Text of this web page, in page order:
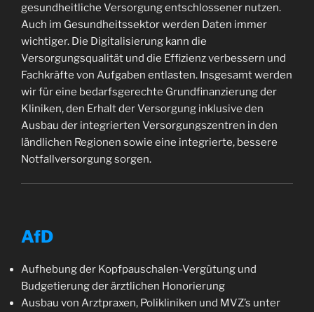
gesundheitliche Versorgung entschlossener nutzen.
Auch im Gesundheitssektor werden Daten immer
wichtiger. Die Digitalisierung kann die
Versorgungsqualität und die Effizienz verbessern und
Fachkräfte von Aufgaben entlasten. Insgesamt werden
wir für eine bedarfsgerechte Grundfinanzierung der
Kliniken, den Erhalt der Versorgung inklusive den
Ausbau der integrierten Versorgungszentren in den
ländlichen Regionen sowie eine integrierte, bessere
Notfallversorgung sorgen.
AfD
Aufhebung der Kopfpauschalen-Vergütung und
Budgetierung der ärztlichen Honorierung
Ausbau von Arztpraxen, Polikliniken und MVZ’s unter